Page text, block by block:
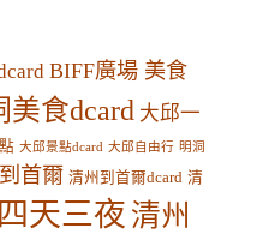
BIFF廣場 美食
美食dcard 大邱一
大邱景點dcard 大邱自由行 明洞
首爾 清州到首爾dcard 清
天三夜 清州